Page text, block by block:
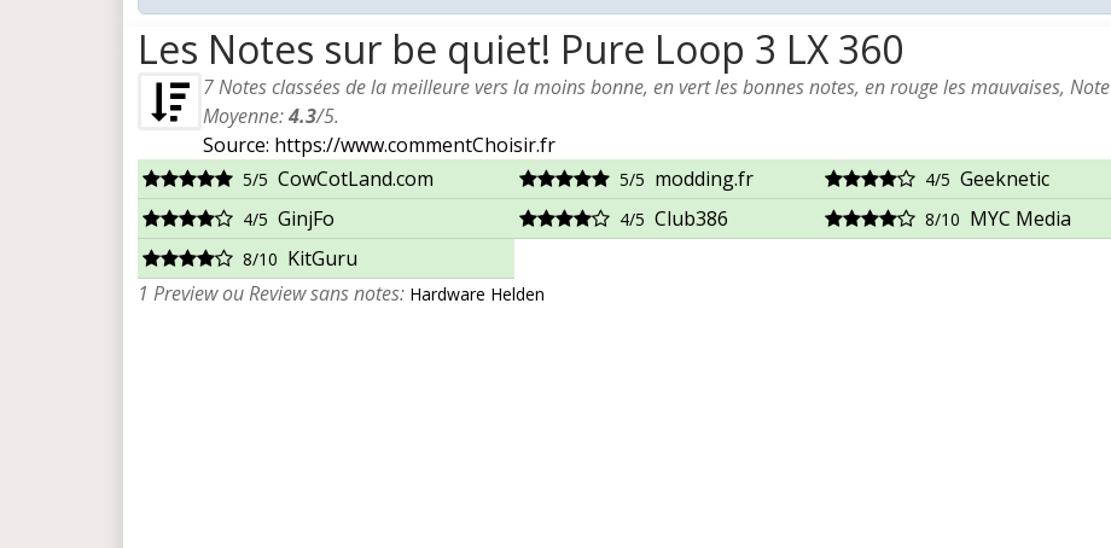
Les Notes sur be quiet! Pure Loop 3 LX 360
7Notes classées de la meilleure vers la moins bonne, en vert les bonnes notes, en rouge les mauvaises, Note
Moyenne:4.3/5.
Source: https://www.commentChoisir.fr
5/5 CowCotLand.com 5/5 modding.fr 4/5 Geeknetic
4/5 GinjFo 4/5 Club386 8/10 MYC Media
8/10 KitGuru
1 Preview ou Review sans notes: Hardware Helden